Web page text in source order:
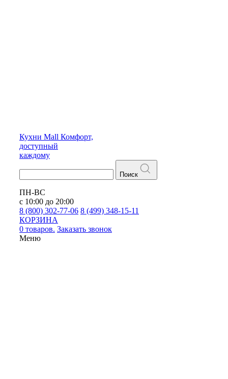
Кухни Mall Комфорт,
доступный
каждому
Поиск
ПН-ВС
с 10:00 до 20:00
8 (800) 302-77-06 8 (499) 348-15-11
КОРЗИНА
0 товаров. Заказать звонок
Меню